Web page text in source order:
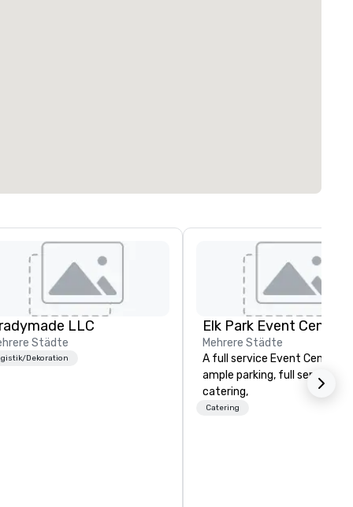
LLC
Städte
Dekoration
Elk Park Event Center
Mehrere Städte
A full service Event Center,
ample parking, full service
catering,
Catering